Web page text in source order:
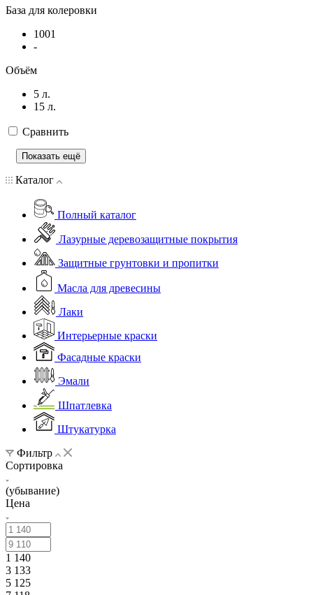
База для колеровки
1001
-
Объём
5 л.
15 л.
Сравнить
Показать ещё
Каталог
Полный каталог
Лазурные деревозащитные покрытия
Защитные грунтовки и пропитки
Масла для древесины
Лаки
Интерьерные краски
Фасадные краски
Эмали
Шпатлевка
Штукатурка
Фильтр
Сортировка
(убывание)
Цена
1 140
3 133
5 125